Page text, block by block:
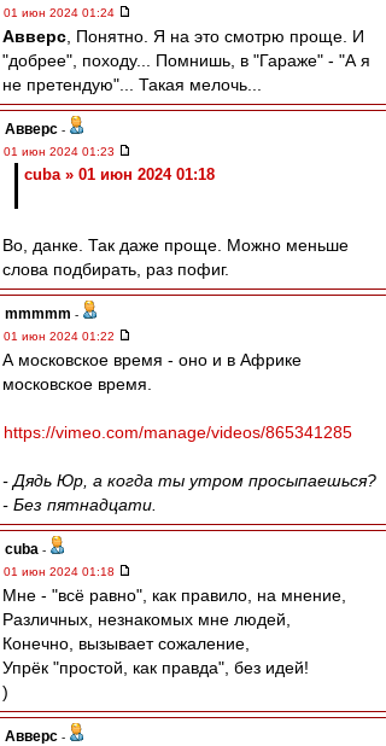
01 июн 2024 01:24
Авверс , Понятно. Я на это смотрю проще. И
"добрее", походу... Помнишь, в "Гараже" - "А я
не претендую"... Такая мелочь...
Авверс -
01 июн 2024 01:23
cuba » 01 июн 2024 01:18
Во, данке. Так даже проще. Можно меньше
слова подбирать, раз пофиг.
mmmmm -
01 июн 2024 01:22
А московское время - оно и в Африке
московское время.
https://vimeo.com/manage/videos/865341285
- Дядь Юр, а когда ты утром просыпаешься?
- Без пятнадцати.
cuba -
01 июн 2024 01:18
Мне - "всё равно", как правило, на мнение,
Различных, незнакомых мне людей,
Конечно, вызывает сожаление,
Упрёк "простой, как правда", без идей!
)
Авверс -